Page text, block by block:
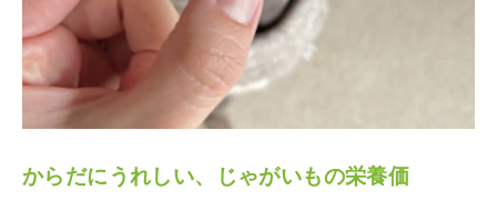
からだにうれしい、じゃがいもの栄養価